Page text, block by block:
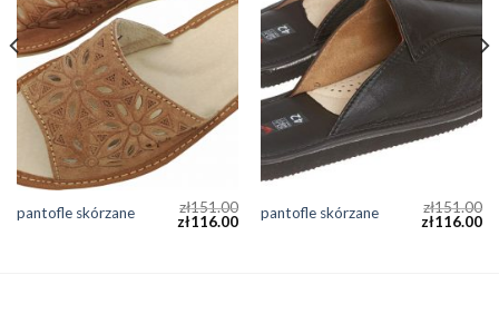
pantofle skórzane zł151.00
zł116.00 pantofle skórzane zł151.00
zł116.00